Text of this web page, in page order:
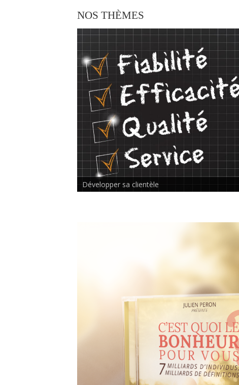
NOS THÈMES
Rencontre inter-thérapeutes